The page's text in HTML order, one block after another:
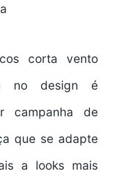
corta vento
no design é
campanha de
que se adapte
a looks mais